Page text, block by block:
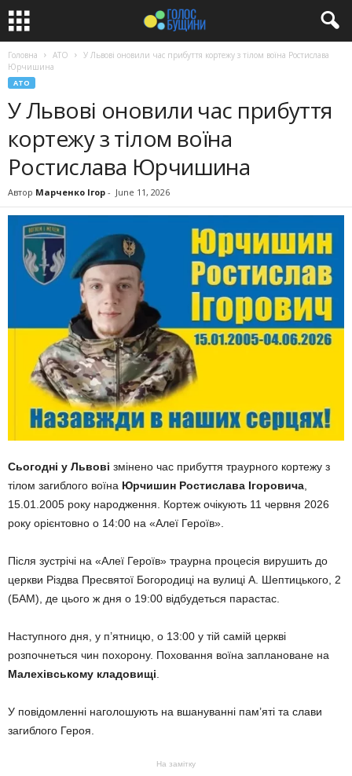
Головна АТО
У Львові оновили час прибуття кортежу з тілом воїна Ростислава
Юрчишина
АТО
У Львові оновили час прибуття
кортежу з тілом воїна
Ростислава Юрчишина
Автор Марченко Ігор - June 11, 2026
Сьогодні у Львові змінено час прибуття траурного кортежу з
тілом загиблого воїна Юрчишин Ростислава Ігоровича
15.01.2005 року народження. Кортеж очікують 11 червня 2026
року орієнтовно о 14:00 на «Алеї Героїв».
Після зустрічі на «Алеї Героїв» траурна процесія вирушить до
церкви Різдва Пресвятої Богородиці на вулиці А. Шептицького, 2
(БАМ), де цього ж дня о 19:00 відбудеться парастас.
Наступного дня, у п’ятницю, о 13:00 у тій самій церкві
розпочнеться чин похорону. Поховання воїна заплановане на
Малехівському кладовищі
У повідомленні наголошують на вшануванні пам’яті та слави
загиблого Героя.
На замітку